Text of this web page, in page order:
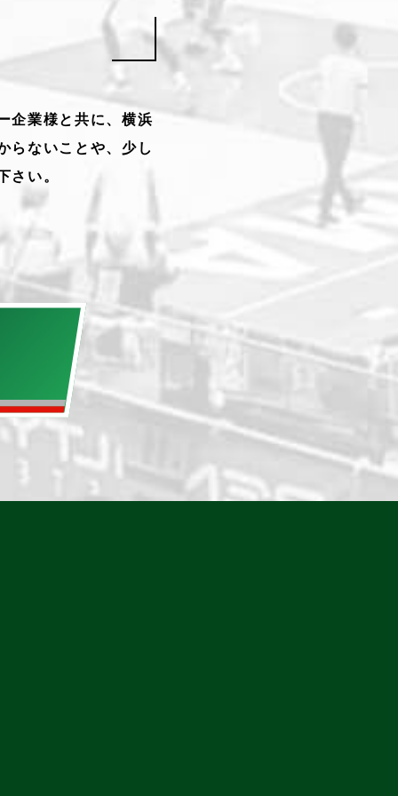
企業様と共に、横浜
らないことや、少し
さい。